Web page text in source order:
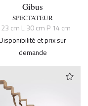
Gibus
SPECTATEUR
23 cm L 30 cm P 14 cm
et prix sur
demande